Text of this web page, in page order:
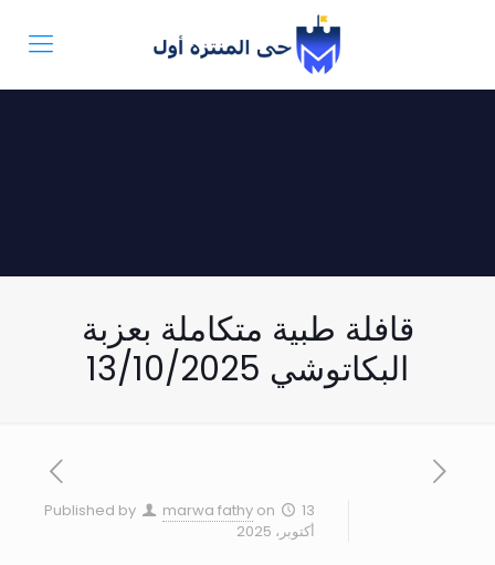
قافلة طبية متكاملة بعزبة
البكاتوشي 13/10/2025
Published by marwa fathy on
13
أكتوبر، 2025